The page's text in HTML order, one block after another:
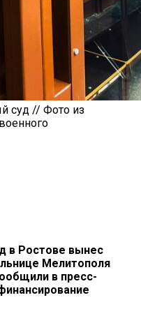
суд // Фото из
в Ростове вынес
Мелитополя
в пресс-